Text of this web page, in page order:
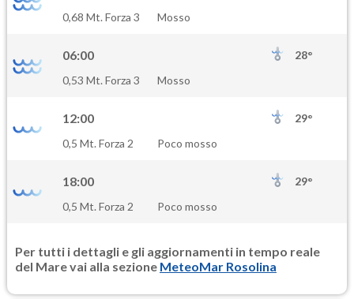
PM10
PM25
0,68 Mt. Forza 3
Mosso
06:00
28°
0,53 Mt. Forza 3
Mosso
12:00
29°
0,5 Mt. Forza 2
Poco mosso
18:00
29°
0,5 Mt. Forza 2
Poco mosso
Per tutti i dettagli e gli aggiornamenti in tempo reale
del Mare vai alla sezione MeteoMar Rosolina